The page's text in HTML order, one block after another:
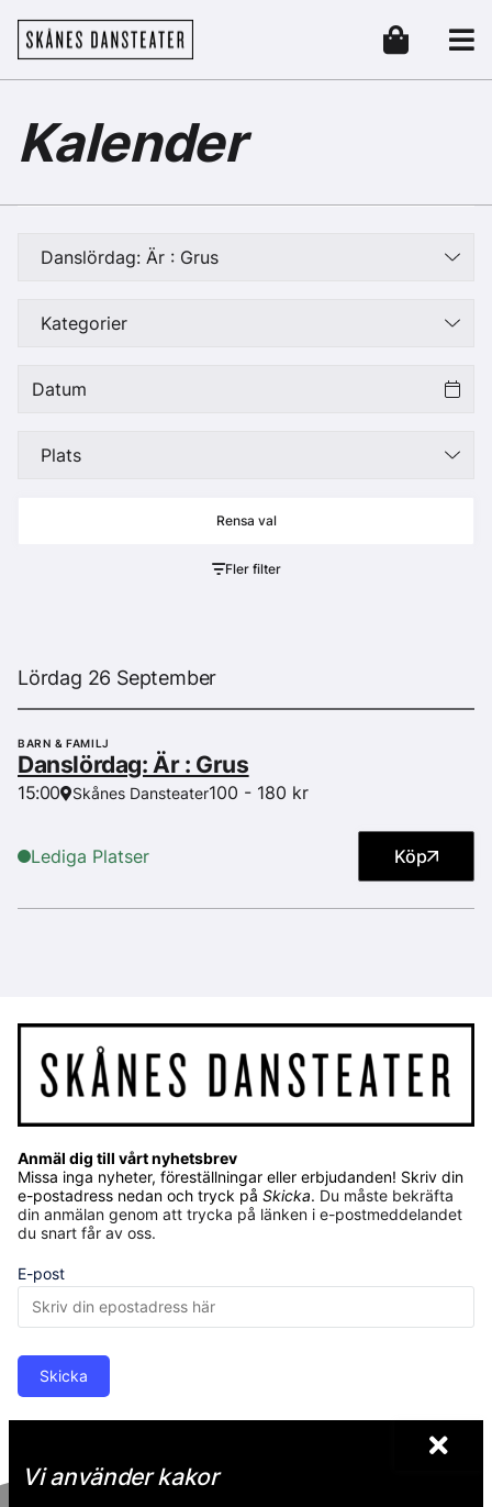
Skånes Dansteater
Header
Kalender
Danslördag: Är : Grus
Kategorier
Plats
Fler filter
Lördag 26 September
BARN & FAMILJ
Danslördag: Är : Grus
15:00 Skånes Dansteater100 - 180 kr
Lediga Platser Köp
Anmäl dig till vårt nyhetsbrev
Missa inga nyheter, föreställningar eller erbjudanden! Skriv din
e-postadress nedan och tryck på Skicka. Du måste bekräfta
din anmälan genom att trycka på länken i e-postmeddelandet
du snart får av oss.
E-post
Skicka
Vi använder kakor